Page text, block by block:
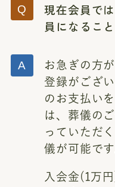
現在会員で
員になるこ
お急ぎの方
登録がござ
のお支払い
は、葬儀の
っていただ
儀が可能です
入会金(1万